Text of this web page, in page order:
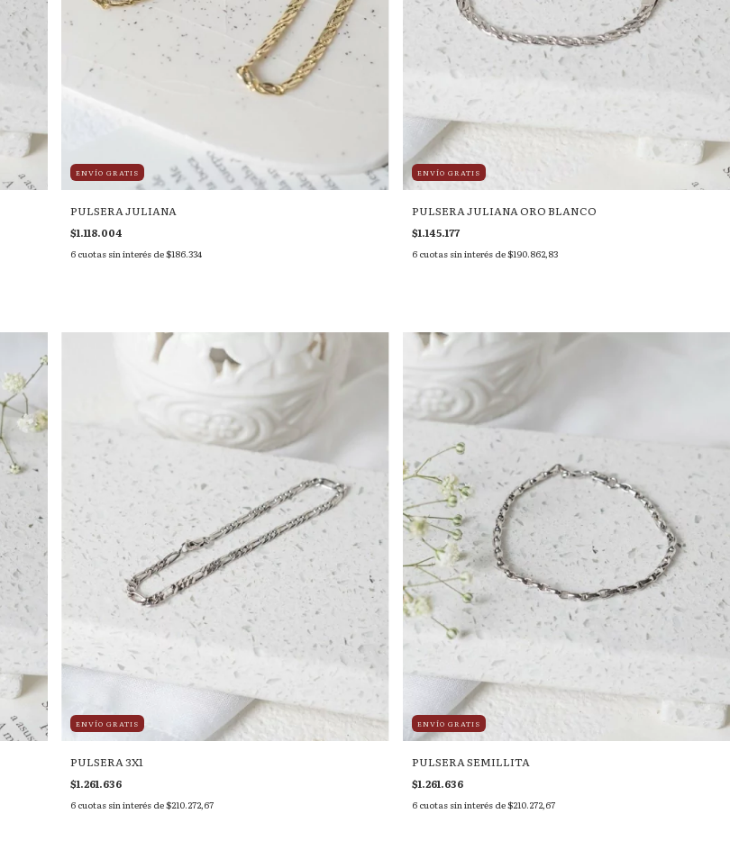
ENVÍO GRATIS
PULSERA JULIANA
$1.118.004
6 cuotas sin interés de$186.334
ENVÍO GRATIS
PULSERA JULIANA ORO BLANCO
$1.145.177
6 cuotas sin interés de$190.862,83
ENVÍO GRATIS
PULSERA 3X1
$1.261.636
6 cuotas sin interés de$210.272,67
ENVÍO GRATIS
PULSERA SEMILLITA
$1.261.636
6 cuotas sin interés de$210.272,67